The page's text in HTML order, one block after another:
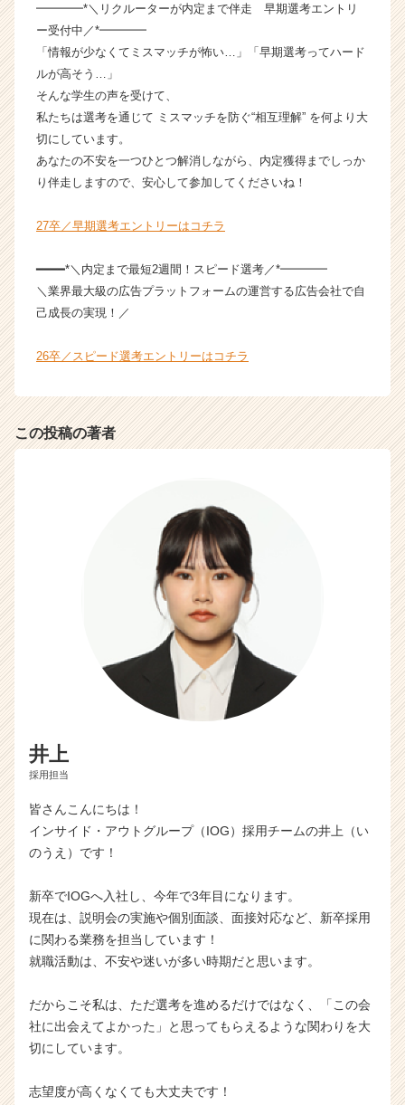
━━━━*＼リクルーターが内定まで伴走 早期選考エントリ
ー受付中／*━━━━
「情報が少なくてミスマッチが怖い…」「早期選考ってハード
ルが高そう…」
そんな学生の声を受けて、
私たちは選考を通じて ミスマッチを防ぐ“相互理解” を何より大
切にしています。
あなたの不安を一つひとつ解消しながら、内定獲得までしっか
り伴走しますので、安心して参加してくださいね！
27卒／早期選考エントリーはコチラ
━━━━*＼内定まで最短2週間！スピード選考／*━━━━
＼業界最大級の広告プラットフォームの運営する広告会社で自
己成長の実現！／
26卒／スピード選考エントリーはコチラ
この投稿の著者
井上
採用担当
皆さんこんにちは！
インサイド・アウトグループ（IOG）採用チームの井上（い
のうえ）です！
新卒でIOGへ入社し、今年で3年目になります。
現在は、説明会の実施や個別面談、面接対応など、新卒採用
に関わる業務を担当しています！
就職活動は、不安や迷いが多い時期だと思います。
だからこそ私は、ただ選考を進めるだけではなく、「この会
社に出会えてよかった」と思ってもらえるような関わりを大
切にしています。
志望度が高くなくても大丈夫です！